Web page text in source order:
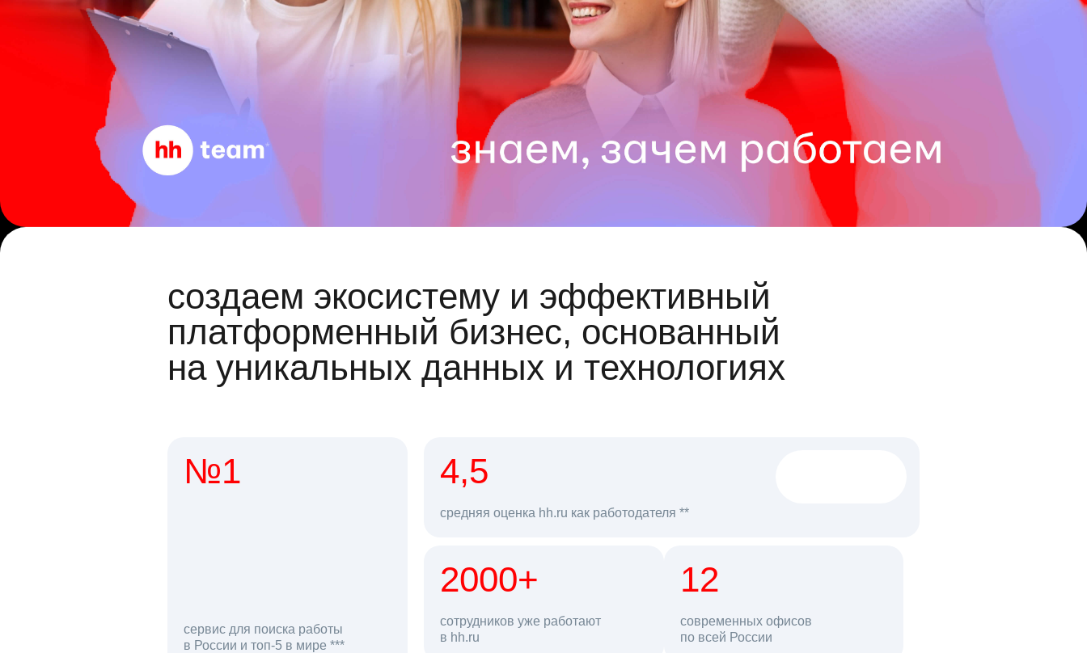
создаем экосистему и эффективный
платформенный бизнес, основанный
на уникальных данных и технологиях
№1
сервис для поиска работы
в России и топ-5 в мире ***
откликов на вакансии
4,5
средняя оценка hh.ru как работодателя **
2000+
сотрудников уже работают
в hh.ru
68 млн 12
современных офисов
по всей Россиипользователей в день